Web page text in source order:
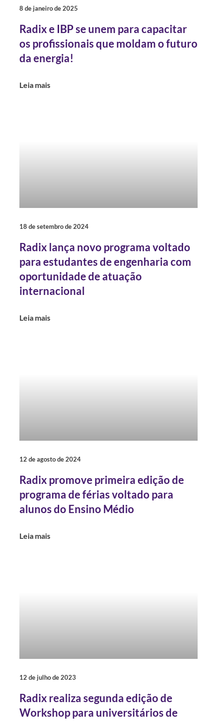
Radix e IBP se unem para capacitar
os profissionais que moldam o futuro
da energia!
Leia mais
8 de janeiro de 2025
Radix lança novo programa voltado
para estudantes de engenharia com
oportunidade de atuação
internacional
Leia mais
18 de setembro de 2024
Radix promove primeira edição de
programa de férias voltado para
alunos do Ensino Médio
Leia mais
12 de agosto de 2024
Radix realiza segunda edição de
Workshop para universitários de
12 de julho de 2023